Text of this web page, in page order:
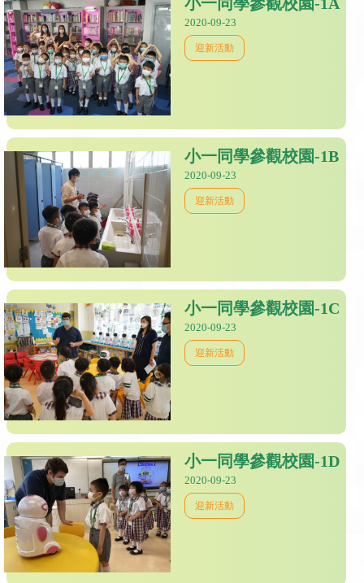
2020-09-23
迎新活動
小一同學參觀校園-1B
2020-09-23
迎新活動
小一同學參觀校園-1C
2020-09-23
迎新活動
小一同學參觀校園-1D
2020-09-23
迎新活動